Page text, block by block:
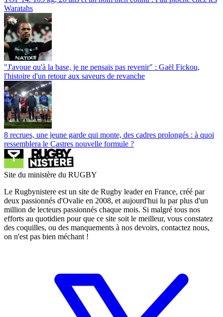
Waratahs
"J'avoue qu'à la base, je ne pensais pas revenir" : Gaël Fickou,
l'histoire d'un retour aux saveurs de revanche
8 recrues, une jeune garde qui monte, des cadres prolongés : à quoi
ressemblera le Castres nouvelle formule ?
Site du ministère du RUGBY
Le Rugbynistere est un site de Rugby leader en France, créé par
deux passionnés d'Ovalie en 2008, et aujourd'hui lu par plus d'un
million de lecteurs passionnés chaque mois. Si malgré tous nos
efforts au quotidien pour que ce site soit le meilleur, vous constatez
des coquilles, ou des manquements à nos devoirs, contactez nous,
on n'est pas bien méchant !